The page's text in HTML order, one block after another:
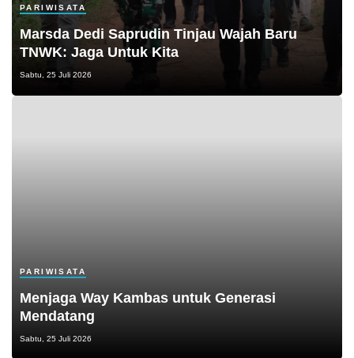
PARIWISATA
Marsda Dedi Saprudin Tinjau Wajah Baru
TNWK: Jaga Untuk Kita
Sabtu, 25 Juli 2026
PARIWISATA
Menjaga Way Kambas untuk Generasi
Mendatang
Sabtu, 25 Juli 2026